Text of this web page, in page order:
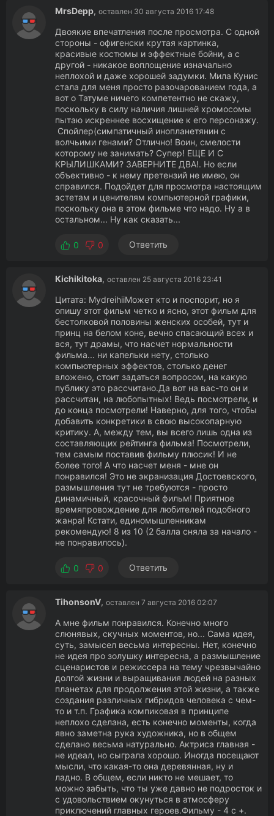
MrsDepp, оставлен 30 августа 2016 17:48
Двоякие впечатления после просмотра. С одной
стороны - офигенски крутая картинка,
красивые костюмы и эффектные бойни, а с
другой - никакое воплощение изначально
неплохой и даже хорошей задумки. Мила Кунис
стала для меня просто разочарованием года, а
вот о Татуме ничего компетентно не скажу,
поскольку в силу наличия лишней хромосомы
пытаю искреннее восхищение к его персонажу.
Спойлер(симпатичный инопланетянин с
волчьими генами? Отлично! Воин, смелости
которому не занимать? Супер! ЕЩЕ И С
КРЫЛИШКАМИ? ЗАВЕРНИТЕ ДВА!. Но если
объективно - к нему претензий не имею, он
справился. Подойдет для просмотра настоящим
эстетам и ценителям компьютерной графики,
поскольку она в этом фильме что надо. Ну а в
остальном... Ну как сказать...
0 0 Ответить
Кichikitoka, оставлен 25 августа 2016 23:41
Цитата: MydreihiiМожет кто и поспорит, но я
опишу этот фильм четко и ясно, этот фильм для
бестолковой половины женских особей, тут и
принц на белом коне, вечно спасающий всех и
вся, тут драмы, что насчет нормальности
фильма... ни капельки нету, столько
компьютерных эффектов, столько денег
вложено, стоит задаться вопросом, на какую
публику это рассчитано.Да вот на вас-то он и
рассчитан, на любопытных! Ведь посмотрели, и
до конца посмотрели! Наверно, для того, чтобы
добавить конкретики в свою высокопарную
критику. А, между тем, вы всего лишь одна из
составляющих рейтинга фильма! Посмотрели,
тем самым поставив фильму плюсик! И не
более того! А что насчет меня - мне он
понравился! Это не экранизация Достоевского,
размышления тут не требуются - просто
динамичный, красочный фильм! Приятное
времяпровождение для любителей подобного
жанра! Кстати, единомышленникам
рекомендую! 8 из 10 (2 балла сняла за начало -
не понравилось).
0 0 Ответить
TihonsonV, оставлен 7 августа 2016 02:07
А мне фильм понравился. Конечно много
слюнявых, скучных моментов, но... Сама идея,
суть, замысел весьма интересны. Нет, конечно
не идея про золушку интересна, а размышление
сценаристов и режиссера на тему чрезвычайно
долгой жизни и выращивания людей на разных
планетах для продолжения этой жизни, а также
создания различных гибридов человека с чем-
то и т.п. Графика компиковая в принципе
неплохо сделана, есть конечно моменты, когда
явно заметна рука художника, но в общем
сделано весьма натурально. Актриса главная -
не идеал, но сыграла хорошо. Иногда посещают
мысли, что какая-то она деревянная, ну и
ладно. В общем, если никто не мешает, то
можно забыть, что ты уже давно не подросток и
с удовольствием окунуться в атмосферу
приключений главных героев.Фильму - 4 с +.